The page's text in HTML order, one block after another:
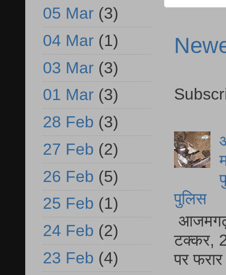
पुलिस
आजमगढ़
टक्कर,
पर
05 Mar (3)
04 Mar (1)
03 Mar (3)
01 Mar (3)
28 Feb (3)
27 Feb (2)
26 Feb (5)
25 Feb (1)
24 Feb (2)
23 Feb (4)